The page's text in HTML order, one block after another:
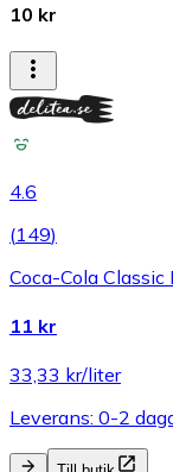
10 kr
4.6
(149)
Coca-Cola Classic
11 kr
33,33 kr/liter
Leverans: 0-2